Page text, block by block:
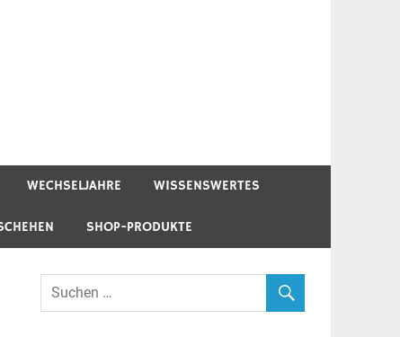
WECHSELJAHRE WISSENSWERTES
SHOP-PRODUKTE